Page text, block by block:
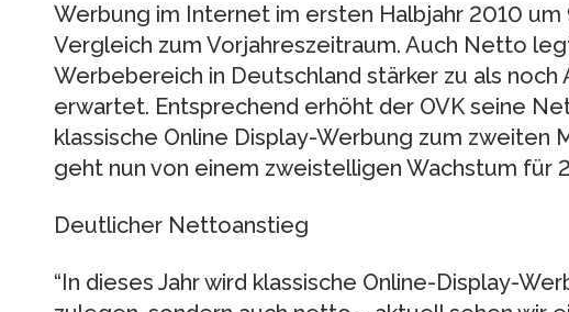
Werbung im Internet im ersten Halbjahr 2010
Vergleich zum Vorjahreszeitraum. Auch Netto
Werbebereich in Deutschland stärker zu als noch
erwartet. Entsprechend erhöht der OVK seine
klassische Online Display-Werbung zum zweiten
geht nun von einem zweistelligen Wachstum für
Deutlicher Nettoanstieg
“In dieses Jahr wird klassische Online-Display-